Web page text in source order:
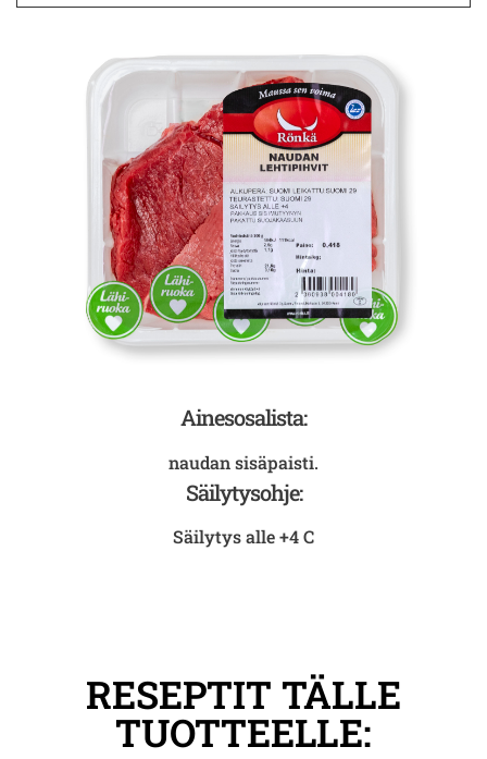
Ainesosalista:
naudan sisäpaisti.
Säilytysohje:
Säilytys alle +4 C
RESEPTIT TÄLLE
TUOTTEELLE: